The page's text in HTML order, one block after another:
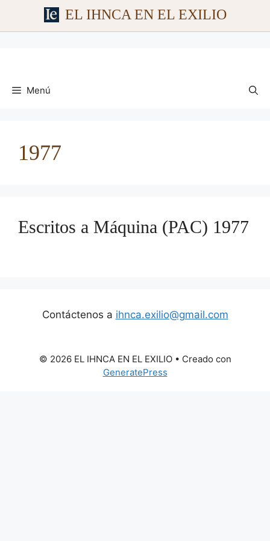
EL IHNCA EN EL EXILIO
contenido
Menú
1977
Escritos a Máquina (PAC) 1977
Contáctenos a ihnca.exilio@gmail.com
© 2026 EL IHNCA EN EL EXILIO• Creado con
GeneratePress